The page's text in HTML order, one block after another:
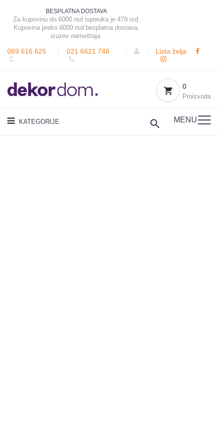
BESPLATNA DOSTAVA
Za kupovinu do 6000 rsd isporuka je 479 rsd.
Kupovina preko 6000 rsd besplatna dostava,
izuzev nameštaja.
069 616 625 021 6621 748 Lista želja
0
Proizvoda
KATEGORIJE MENU